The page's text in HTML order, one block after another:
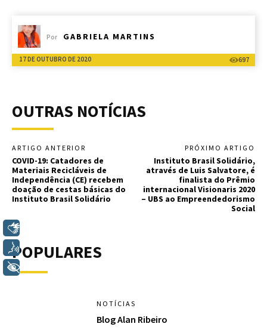
Por GABRIELA MARTINS
17 DE OUTUBRO DE 2020 697
OUTRAS NOTÍCIAS
ARTIGO ANTERIOR
COVID-19: Catadores de
Materiais Recicláveis de
Independência (CE) recebem
doação de cestas básicas do
Instituto Brasil Solidário
PRÓXIMO ARTIGO
Instituto Brasil Solidário,
através de Luis Salvatore, é
finalista do Prêmio
internacional Visionaris 2020
– UBS ao Empreendedorismo
Social
POPULARES
NOTÍCIAS
Blog Alan Ribeiro
Voz